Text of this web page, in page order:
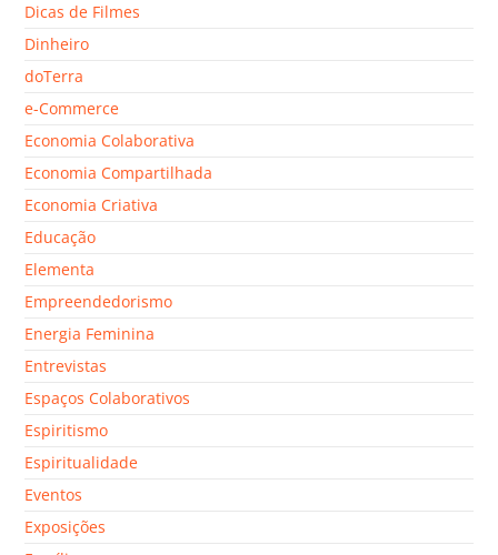
Dicas de Filmes
Dinheiro
doTerra
e-Commerce
Economia Colaborativa
Economia Compartilhada
Economia Criativa
Educação
Elementa
Empreendedorismo
Energia Feminina
Entrevistas
Espaços Colaborativos
Espiritismo
Espiritualidade
Eventos
Exposições